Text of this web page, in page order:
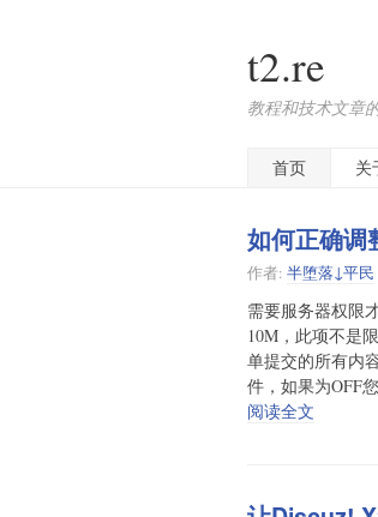
t2.re
教程和技术文章
首页
关
如何正确调
作者: 半堕落↓平民
需要服务器权限
10M，此项不是
单提交的所有内
件，如果为OFF
阅读全文